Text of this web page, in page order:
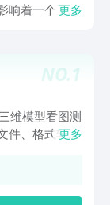
响着一个工程
提升工作效
更多
NO.1
维模型看图测
件、格式转
、制造三维
更多